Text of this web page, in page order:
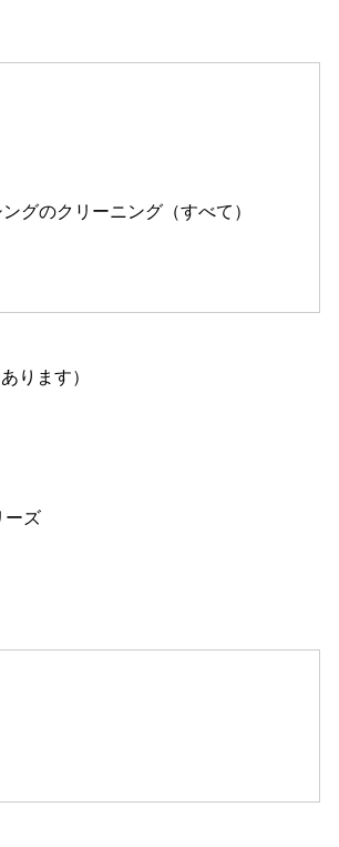
グのクリーニング（すべて）
ります）
ーズ